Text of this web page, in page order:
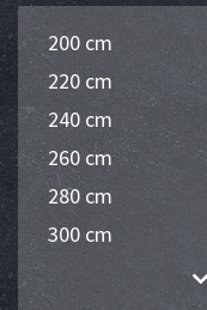
200 cm
220 cm
240 cm
260 cm
280 cm
300 cm